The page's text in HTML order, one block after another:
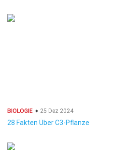
BIOLOGIE 25 Dez 2024
28 Fakten Über C3-Pflanze